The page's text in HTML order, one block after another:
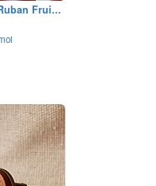
Frui...